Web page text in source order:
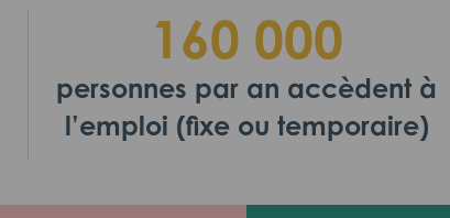
160 000
personnes par an accèdent à
l’emploi (fixe ou temporaire)